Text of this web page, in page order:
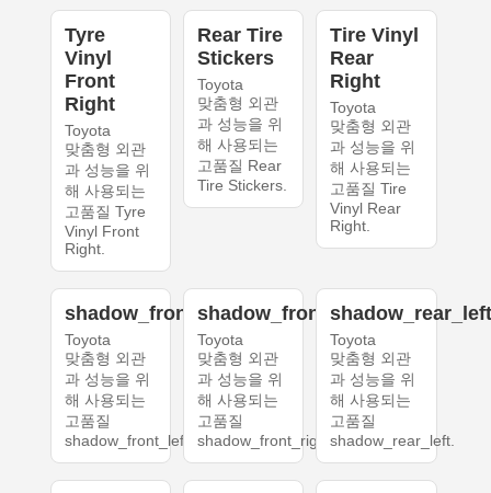
Tyre
Vinyl
Front
Right
Toyota
맞춤형 외관
과 성능을 위
해 사용되는
고품질 Tyre
Vinyl Front
Right.
Rear Tire
Stickers
Toyota
맞춤형 외관
과 성능을 위
해 사용되는
고품질 Rear
Tire Stickers.
Tire Vinyl
Rear
Right
Toyota
맞춤형 외관
과 성능을 위
해 사용되는
고품질 Tire
Vinyl Rear
Right.
shadow_front_left
Toyota
맞춤형 외관
과 성능을 위
해 사용되는
고품질
shadow_front_left.
shadow_front_right
Toyota
맞춤형 외관
과 성능을 위
해 사용되는
고품질
shadow_front_right.
Toyota
맞춤형 외관
과 성능을 위
해 사용되는
고품질
shadow_rear_left.